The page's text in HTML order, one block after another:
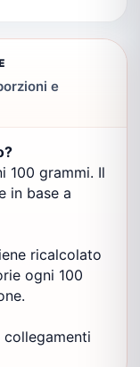
e
100 grammi. Il
in base a
ricalcolato
ogni 100